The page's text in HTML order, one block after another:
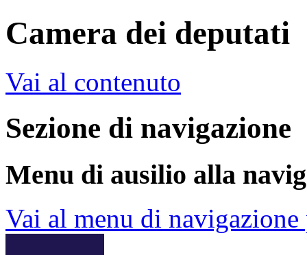
Camera dei deputati
Vai al contenuto
Sezione di navigazione
Menu di ausilio alla
Vai al menu di